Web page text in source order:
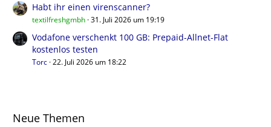
Habt ihr einen virenscanner?
textilfreshgmbh 31. Juli 2026 um 19:19
Vodafone verschenkt 100 GB: Prepaid-Allnet-Flat
kostenlos testen
Torc 22. Juli 2026 um 18:22
Neue Themen